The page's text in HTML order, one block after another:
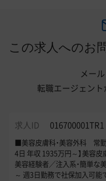
この求人へのお
メール
転職エージェント
求人ID 016700001TR1
■美容皮膚科・美容外科 常
4日 年収 1935万円～】美容
美容経験者／注入系・簡単な
～ 週3日勤務で社保加入可能